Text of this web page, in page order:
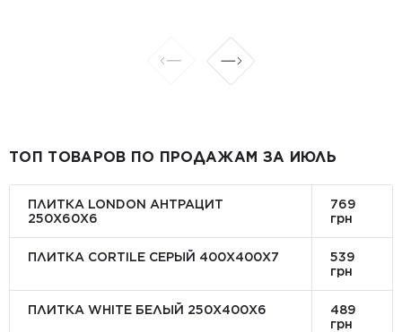
ТОП ТОВАРОВ ПО ПРОДАЖАМ ЗА ИЮЛЬ
ПЛИТКА LONDON АНТРАЦИТ
250Х60Х6
769
грн
ПЛИТКА CORTILE СЕРЫЙ 400X400X7
539
грн
ПЛИТКА WHITE БЕЛЫЙ 250Х400Х6
489
грн